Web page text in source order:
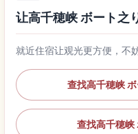
让高千穂峡 ボート之
就近住宿让观光更方便，不
查找高千穂峡
查找高千穂峡